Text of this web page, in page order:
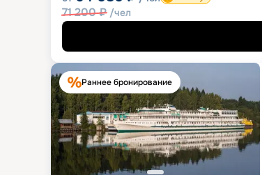
71 200₽ /чел
Раннее бронирование